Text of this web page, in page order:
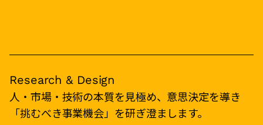
Research & Design
人・市場・技術の本質を見極め、意思決定を導き
「挑むべき事業機会」を研ぎ澄まします。